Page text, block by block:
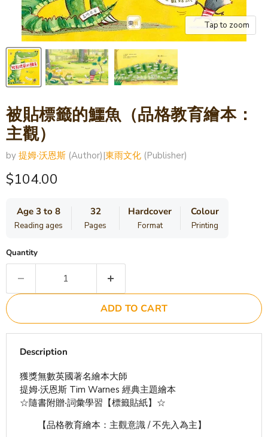
Tap to zoom
被貼標籤的鱷魚（品格教育繪本：
主觀）
by 提姆‧沃恩斯 (Author) |東雨文化 (Publisher)
Current price
$104.00
Age 3 to 8
Reading ages
32
Pages
Hardcover
Format
Colour
Printing
Quantity
ADD TO CART
Description
獲獎無數英國著名繪本大師
提姆‧沃恩斯 Tim Warnes 經典主題繪本
☆隨書附贈‧詞彙學習【標籤貼紙】☆
【品格教育繪本：主觀意識 / 不先入為主】